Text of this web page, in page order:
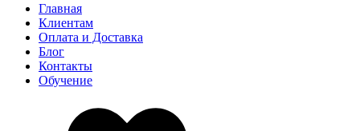
Главная
Клиентам
Оплата и Доставка
Блог
Контакты
Обучение